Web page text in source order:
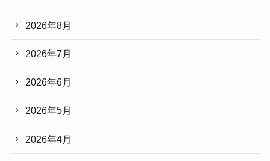
2026年8月
2026年7月
2026年6月
2026年5月
2026年4月